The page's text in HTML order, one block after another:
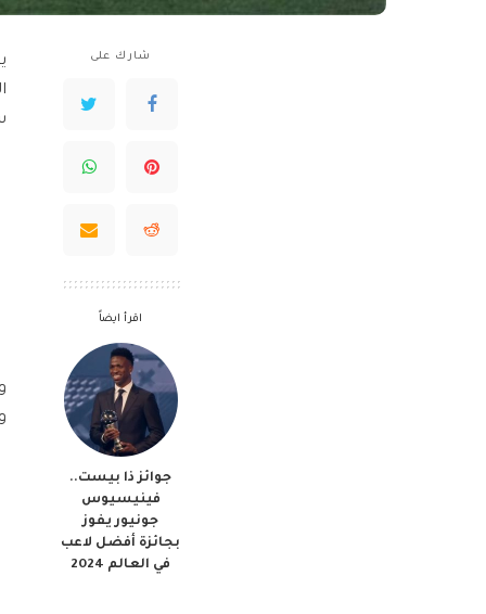
شارك على
اقرأ ايضاً
جوائز ذا بيست..
فينيسيوس
جونيور يفوز
بجائزة أفضل لاعب
في العالم 2024